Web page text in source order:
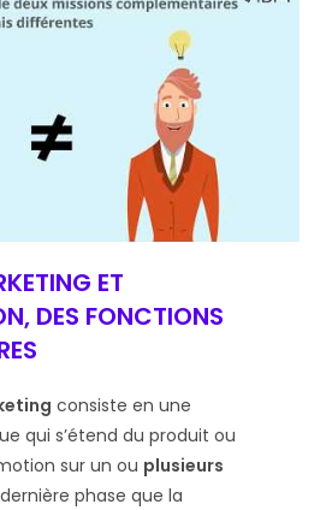
ET
DES FONCTIONS
consiste en une
qui s’étend du produit ou
sur un ou plusieurs
phase que la